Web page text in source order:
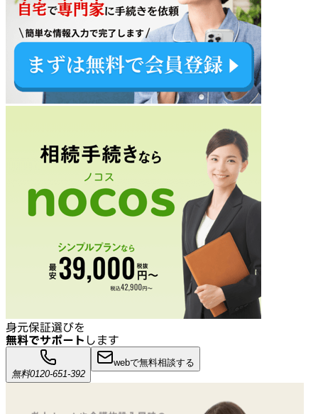
身元保証選びを
無料でサポート します
無料0120-651-392
webで無料相談する